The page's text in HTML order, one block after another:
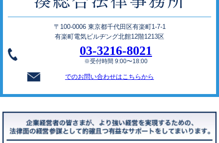
〒100-0006 東京都千代田区有楽町1-7-1
有楽町電気ビルヂング北館12階1213区
03-3216-8021
※受付時間 9:00〜18:00
でのお問い合わせはこちらから